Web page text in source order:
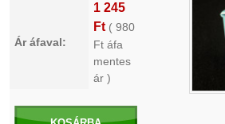
Ár áfaval:
1 245
Ft ( 980
Ft áfa
mentes
ár )